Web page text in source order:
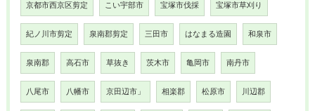
京都市西京区剪定 こい宇部市 宝塚市伐採 宝塚市草刈り
紀ノ川市剪定 泉南郡剪定 三田市 はなまる造園 和泉市
泉南郡 高石市 草抜き 茨木市 亀岡市 南丹市
八尾市 八幡市 京田辺市」 相楽郡 松原市 川辺郡